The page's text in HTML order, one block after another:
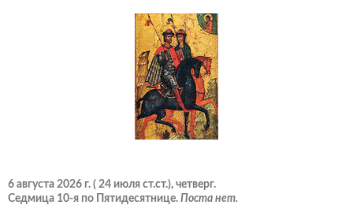
6 августа 2026 г. ( 24 июля ст.ст.), четверг.
Седмица 10-я по Пятидесятнице. Поста нет.